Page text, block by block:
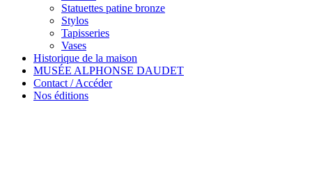
Statuettes patine bronze
Stylos
Tapisseries
Vases
Historique de la maison
MUSÉE ALPHONSE DAUDET
Contact / Accéder
Nos éditions